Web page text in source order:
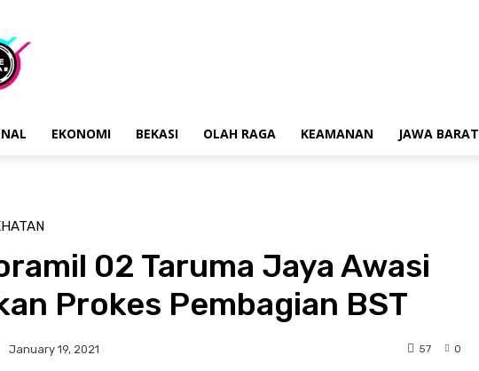
EKONOMI BEKASI OLAH RAGA KEAMANAN JAWA BARAT
02 Taruma Jaya Awasi
Prokes Pembagian BST
January 19, 2021 0
57